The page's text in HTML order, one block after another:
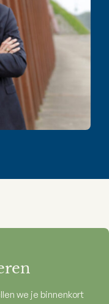
we je binnenkort